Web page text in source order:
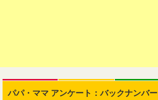
パパ・ママ アンケート：バックナンバー